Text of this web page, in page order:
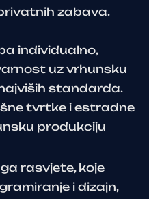
zabava.
individualno,
uz vrhunsku
standarda.
tvrtke i estradne
produkciju
rasvjete, koje
i dizajn,